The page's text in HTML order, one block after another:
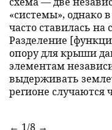
«системы», однако
часто ставилась
Разделение
опору для крыши
элементам
выдерживать
регионе случаются
← 1/8 →